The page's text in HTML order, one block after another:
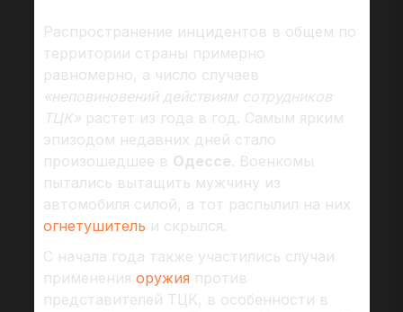
Распространение инцидентов в общем по
территории страны примерно
равномерно, а число случаев
«неповиновений действиям сотрудников
ТЦК»растет из года в год. Самым ярким
эпизодом недавних дней стало
произошедшее в Одессе. Военкомы
пытались вытащить мужчину из
автомобиля силой, а тот распылил на них
огнетушитель и скрылся.
С начала года также участились случаи
применения оружия против
представителей ТЦК, в особенности в